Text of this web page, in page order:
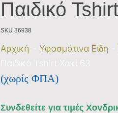
Παιδικό
SKU 36938
Αρχική Υφασμάτινα Είδη
(χωρίς ΦΠΑ)
Συνδεθείτε για τιμές